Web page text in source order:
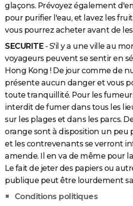
glaçons. Prévoyez également
pour purifier l'eau, et lavez les
vous pourrez acheter avant de
SECURITE- S'il y a une ville au
voyageurs peuvent se sentir en
Hong Kong ! De jour comme de
présente aucun danger et vous
toute tranquillité. Pour les
interdit de fumer dans tous les
sur les plages et dans les parcs.
orange sont à disposition un peu
et les contrevenants se verront
amende. Il en va de même pour
Le fait de jeter des papiers ou
publique peut être lourdement
Conditions politiques